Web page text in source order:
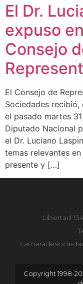
El Dr.
expuso
Consejo
El Consejo de
Sociedades recibió,
el pasado martes
Diputado Nacional
el Dr. Luciano
temas relevantes
presente y […]
Libertad
Copyright 1998-